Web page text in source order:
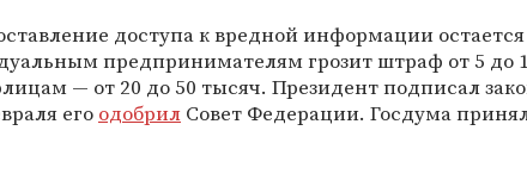
доступа к вредной информации остается
предпринимателям грозит штраф от 5 до
— от 20 до 50 тысяч. Президент подписал
его одобрил Совет Федерации. Госдума